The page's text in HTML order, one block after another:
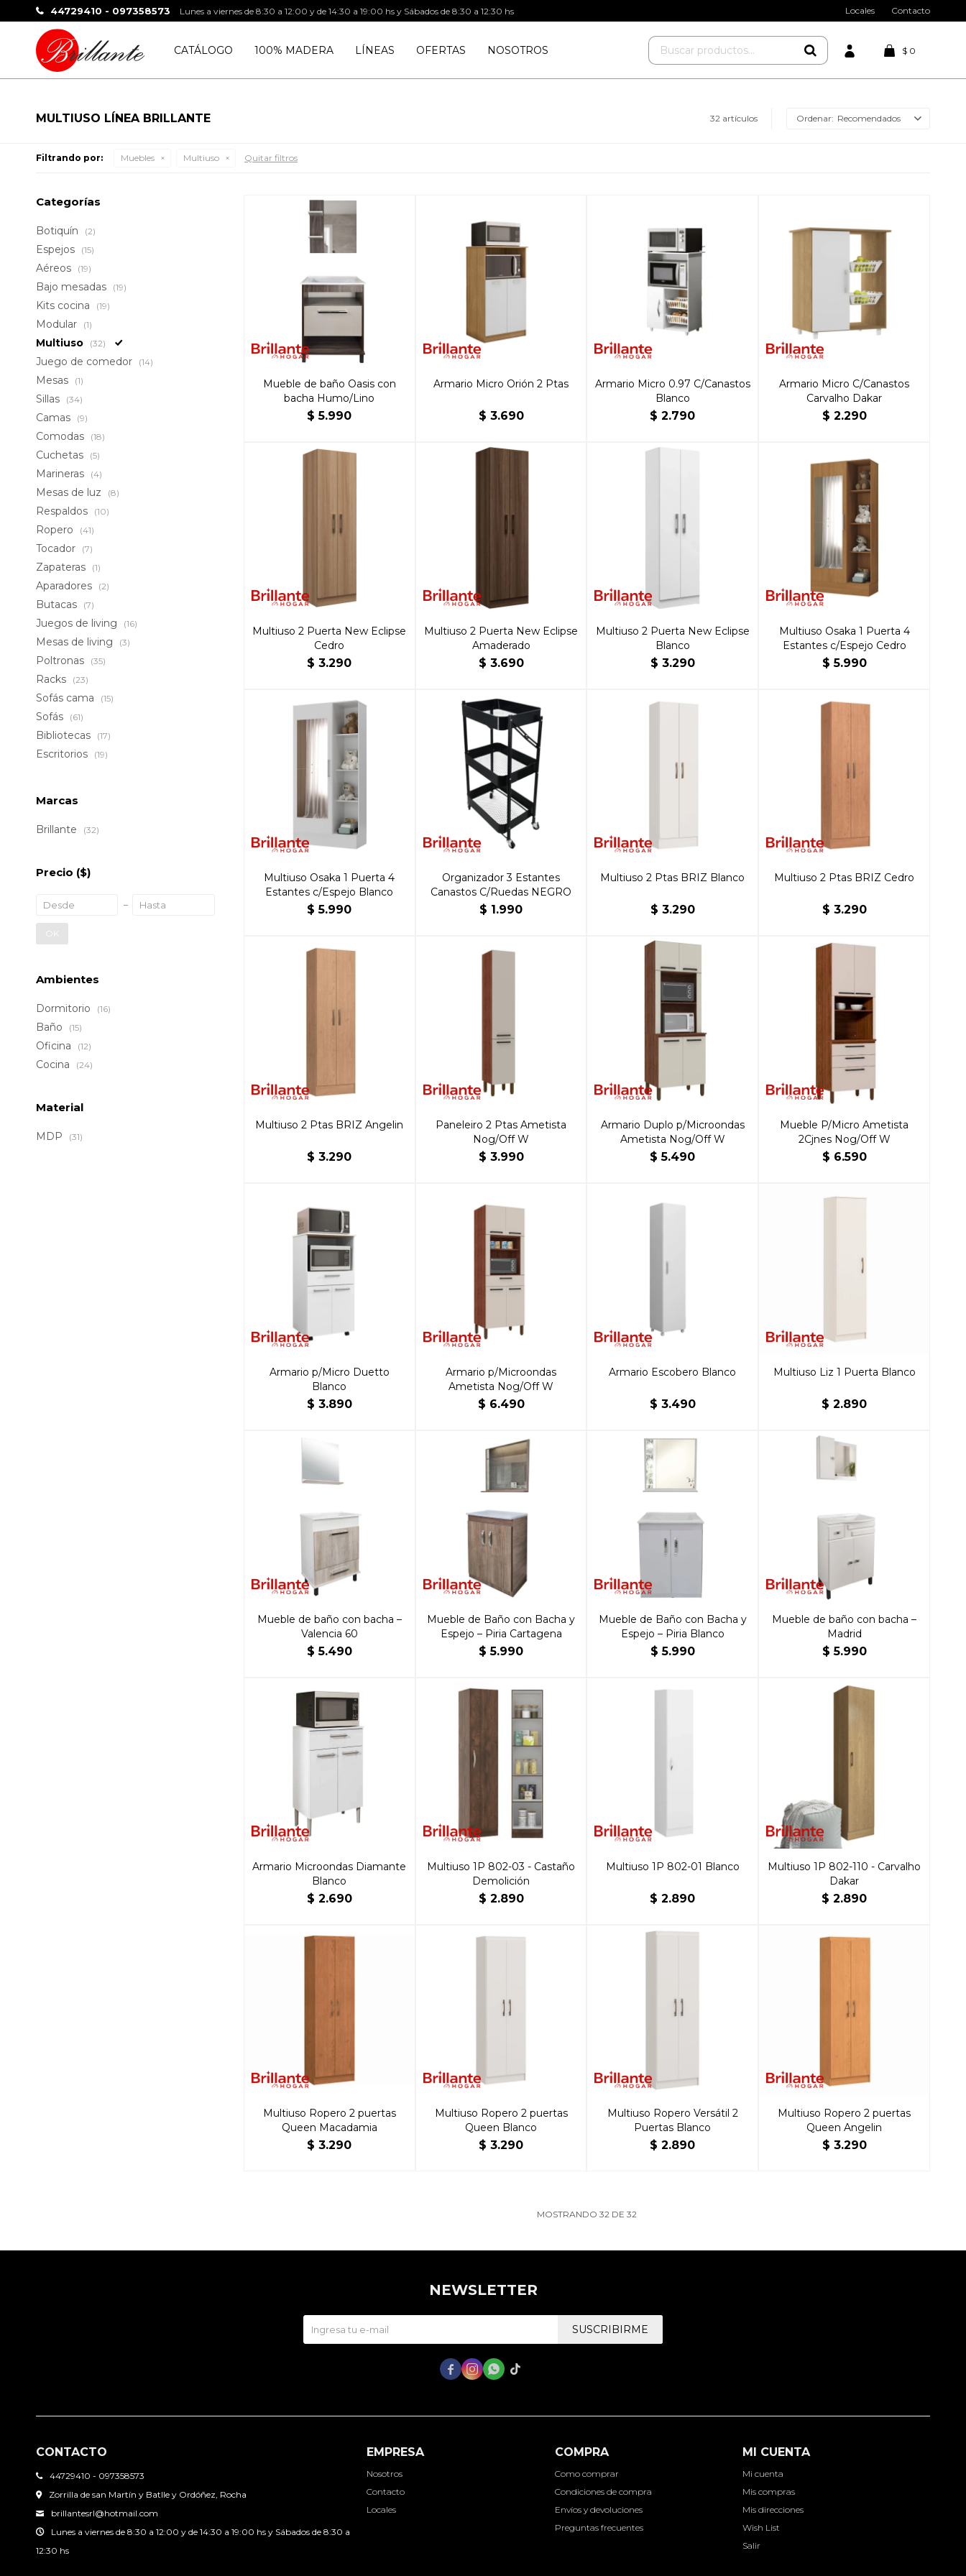
CATÁLOGO 100% MADERA LÍNEAS OFERTAS NOSOTROS $ 0
44729410 - 097358573 Lunes a viernes de 8:30 a 12:00 y de 14:30 a 19:00 hs y Sábados de 8:30 a 12:30 hs Locales Contacto
MULTIUSO LÍNEA BRILLANTE 32 artículos Recomendados
Filtrando por: Muebles Multiuso Quitar filtros
Mueble de baño Oasis con
bacha Humo/Lino
$ 5.990
Armario Micro Orión 2 Ptas
$ 3.690
Armario Micro 0.97 C/Canastos
Blanco
$ 2.790
Armario Micro C/Canastos
Carvalho Dakar
$ 2.290
Multiuso 2 Puerta New Eclipse
Cedro
$ 3.290
Multiuso 2 Puerta New Eclipse
Amaderado
$ 3.690
Multiuso 2 Puerta New Eclipse
Blanco
$ 3.290
Multiuso Osaka 1 Puerta 4
Estantes c/Espejo Cedro
$ 5.990
Multiuso Osaka 1 Puerta 4
Estantes c/Espejo Blanco
$ 5.990
Organizador 3 Estantes
Canastos C/Ruedas NEGRO
$ 1.990
Multiuso 2 Ptas BRIZ Blanco
$ 3.290
Multiuso 2 Ptas BRIZ Cedro
$ 3.290
Multiuso 2 Ptas BRIZ Angelin
$ 3.290
Paneleiro 2 Ptas Ametista
Nog/Off W
$ 3.990
Armario Duplo p/Microondas
Ametista Nog/Off W
$ 5.490
Mueble P/Micro Ametista
2Cjnes Nog/Off W
$ 6.590
Armario p/Micro Duetto
Blanco
$ 3.890
Armario p/Microondas
Ametista Nog/Off W
$ 6.490
Armario Escobero Blanco
$ 3.490
Multiuso Liz 1 Puerta Blanco
$ 2.890
Mueble de baño con bacha –
Valencia 60
$ 5.490
Mueble de Baño con Bacha y
Espejo – Piria Cartagena
$ 5.990
Mueble de Baño con Bacha y
Espejo – Piria Blanco
$ 5.990
Mueble de baño con bacha –
Madrid
$ 5.990
Armario Microondas Diamante
Blanco
$ 2.690
Multiuso 1P 802-03 - Castaño
Demolición
$ 2.890
Multiuso 1P 802-01 Blanco
$ 2.890
Multiuso 1P 802-110 - Carvalho
Dakar
$ 2.890
Multiuso Ropero 2 puertas
Queen Macadamia
$ 3.290
Multiuso Ropero 2 puertas
Queen Blanco
$ 3.290
Multiuso Ropero Versátil 2
Puertas Blanco
$ 2.890
Multiuso Ropero 2 puertas
Queen Angelin
$ 3.290
MOSTRANDO 32DE 32
Categorías
Botiquín (2)
Espejos (15)
Aéreos (19)
Bajo mesadas (19)
Kits cocina (19)
Modular (1)
Multiuso (32)
Juego de comedor (14)
Mesas (1)
Sillas (34)
Camas (9)
Comodas (18)
Cuchetas (5)
Marineras (4)
Mesas de luz (8)
Respaldos (10)
Ropero (41)
Tocador (7)
Zapateras (1)
Aparadores (2)
Butacas (7)
Juegos de living (16)
Mesas de living (3)
Poltronas (35)
Racks (23)
Sofás cama (15)
Sofás (61)
Bibliotecas (17)
Escritorios (19)
Marcas
Brillante (32)
Precio ($)
OK
Ambientes
Dormitorio (16)
Baño (15)
Oficina (12)
Cocina (24)
Material
MDP (31)
CONTACTO
44729410 - 097358573
Zorrilla de san Martín y Batlle y Ordóñez, Rocha
brillantesrl@hotmail.com
Lunes a viernes de 8:30 a 12:00 y de 14:30 a 19:00 hs y Sábados de 8:30 a
12:30 hs
EMPRESA
Nosotros
Contacto
Locales
COMPRA
Como comprar
Condiciones de compra
Envíos y devoluciones
Preguntas frecuentes
MI CUENTA
Mi cuenta
Mis compras
Mis direcciones
Wish List
Salir
NEWSLETTER
SUSCRIBIRME
   